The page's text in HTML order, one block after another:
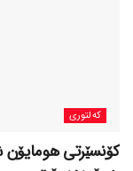
کەلتوری
کۆنسێرتی